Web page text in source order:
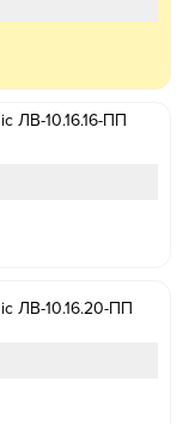
ЛВ-10.16.16-ПП
ЛВ-10.16.20-ПП